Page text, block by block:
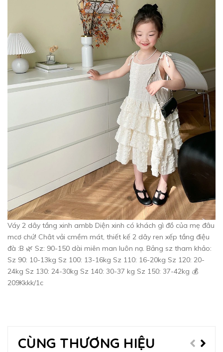
Váy 2 dây tầng xinh ambb Diện xinh có khách gì đồ của mẹ đâu
mcơ chứ! Chât vải cmềm mát, thiết kế 2 dây ren xếp tầng điệu
đà :B 🌿 Sz: 90-150 dài miên man luôn nạ. Bảng sz tham khảo:
Sz 90: 10-13kg Sz 100: 13-16kg Sz 110: 16-20kg Sz 120: 20-
24kg Sz 130: 24-30kg Sz 140: 30-37 kg Sz 150: 37-42kg 💰
209Kkkk/1c
CÙNG THƯƠNG HIỆU